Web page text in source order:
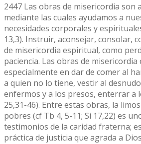
2447 Las obras de misericordia son
mediante las cuales ayudamos a
necesidades corporales y
13,3). Instruir, aconsejar, consolar,
de misericordia espiritual, como
paciencia. Las obras de
especialmente en dar de comer al
a quien no lo tiene, vestir al
enfermos y a los presos, enterrar a
25,31-46). Entre estas obras, la
pobres (cf Tb 4, 5-11; Si 17,22) es
testimonios de la caridad fraterna;
práctica de justicia que agrada a